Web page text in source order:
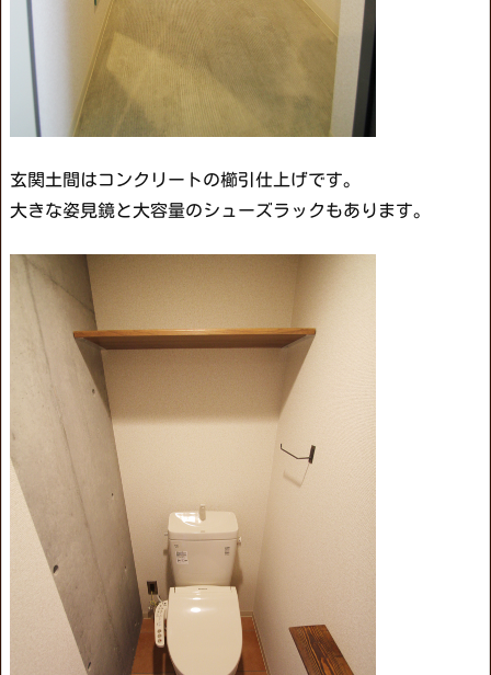
玄関土間はコンクリートの櫛引仕上げです。
大きな姿見鏡と大容量のシューズラックもあります。